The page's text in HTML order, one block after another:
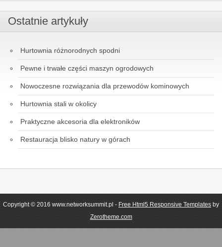
Ostatnie artykuły
Hurtownia różnorodnych spodni
Pewne i trwałe części maszyn ogrodowych
Nowoczesne rozwiązania dla przewodów kominowych
Hurtownia stali w okolicy
Praktyczne akcesoria dla elektroników
Restauracja blisko natury w górach
Copyright © 2016 www.networksummit.pl - Free Html5 Responsive Templates by
Zerotheme.com